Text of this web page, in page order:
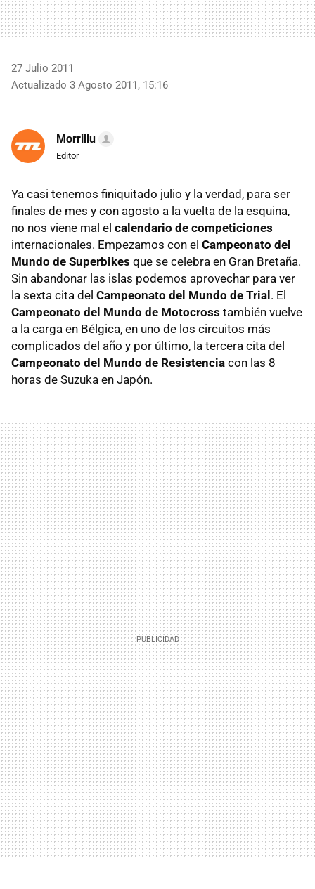
27 Julio 2011
Actualizado 3 Agosto 2011, 15:16
Morrillu
Editor
Ya casi tenemos finiquitado julio y la verdad, para ser
finales de mes y con agosto a la vuelta de la esquina,
no nos viene mal el calendario de competiciones
internacionales. Empezamos con el Campeonato del
Mundo de Superbikes que se celebra en Gran Bretaña.
Sin abandonar las islas podemos aprovechar para ver
la sexta cita del Campeonato del Mundo de Trial. El
Campeonato del Mundo de Motocross también vuelve
a la carga en Bélgica, en uno de los circuitos más
complicados del año y por último, la tercera cita del
Campeonato del Mundo de Resistencia con las 8
horas de Suzuka en Japón.